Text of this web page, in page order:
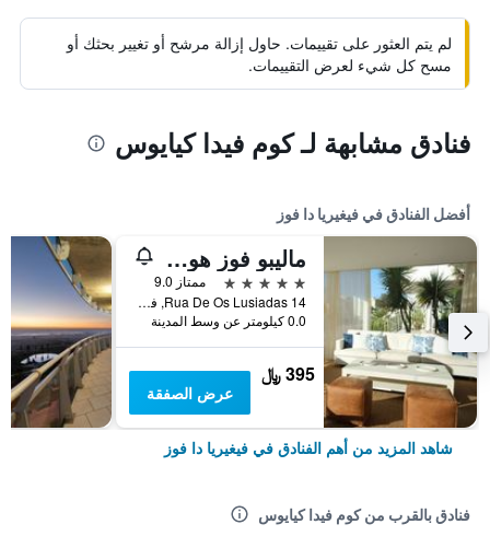
لم يتم العثور على تقييمات. حاول إزالة مرشح أو تغيير بحثك أو
مسح كل شيء لعرض التقييمات.
فنادق مشابهة لـ كوم فيدا كيايوس
أفضل الفنادق في فيغيريا دا فوز
ماليبو فوز هوتل - لا ميزون يونان
5 نجوم
ممتاز 9.0
Rua De Os Lusiadas 14, فيغيريا دا فوز, محافظة كويمبرا, البرتغال
0.0 كيلومتر عن وسط المدينة
395 ﷼
عرض الصفقة
شاهد المزيد من أهم الفنادق في فيغيريا دا فوز
فنادق بالقرب من كوم فيدا كيايوس